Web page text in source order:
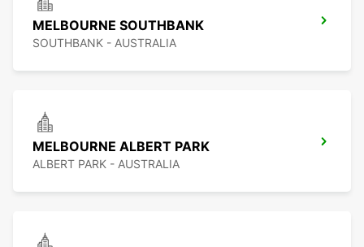
MELBOURNE SOUTHBANK
SOUTHBANK - AUSTRALIA
MELBOURNE ALBERT PARK
ALBERT PARK - AUSTRALIA